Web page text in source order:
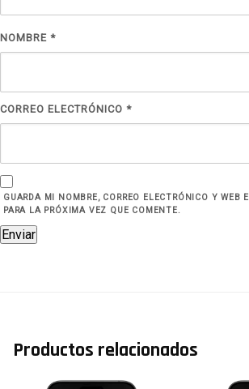
NOMBRE *
CORREO ELECTRÓNICO *
GUARDA MI NOMBRE, CORREO ELECTRÓNICO Y WEB
PARA LA PRÓXIMA VEZ QUE COMENTE.
Productos relacionados